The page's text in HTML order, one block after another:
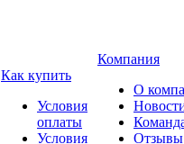
Как купить
Условия
оплаты
Условия
Компания
О
Отзывы